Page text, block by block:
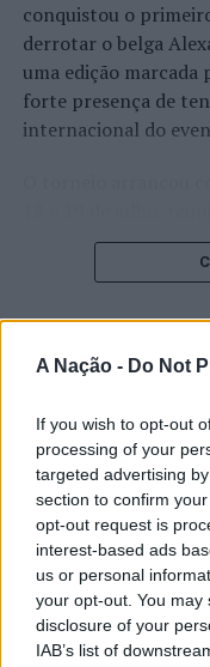
A Nação - Do Not
If you wish to opt-out
processing of your
targeted advertising
section to confirm
opt-out request is
interest-based ads
us or personal
your opt-out. You
disclosure of your
IAB’s list of
A exposição pode ser
às 18h00 e aos
às 13h00 e das
Imagem: CMB.
Barcelos: Ano
ensino público
NÃO PERCA
Sintra: “Ecos da
conquistou o
derrotar o belga
uma edição marcada
forte presença de
internacional do
de um lugar no
abertura contou
acompanhado pelo
início de uma
concelho no centro
ténis.
Apesar das
como Casper Ruud
Fokina (Espanha) e
apresentou um
liderado pelo russo
série, pelo italiano
Alejandro Tabilo e
ATUALIDADE
Castelo
promete
património e
“motores de
económico e
português